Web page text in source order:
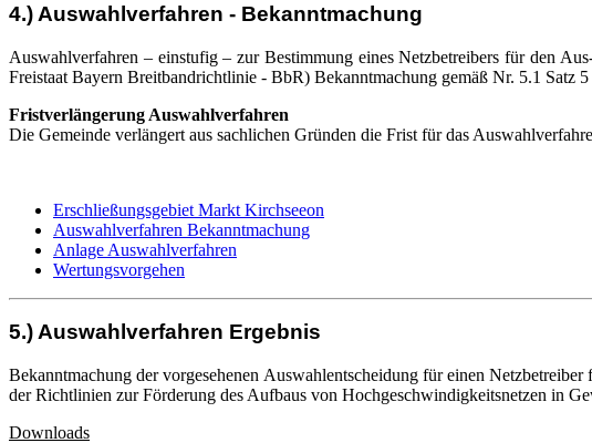
4.) Auswahlverfahren - Bekanntmachung
Auswahlverfahren – einstufig – zur Bestimmung eines Netzbetreibers für den
Freistaat Bayern Breitbandrichtlinie - BbR) Bekanntmachung gemäß Nr. 5.1 Satz
Fristverlängerung Auswahlverfahren
Die Gemeinde verlängert aus sachlichen Gründen die Frist für das
Erschließungsgebiet Markt Kirchseeon
Auswahlverfahren Bekanntmachung
Anlage Auswahlverfahren
Wertungsvorgehen
5.) Auswahlverfahren Ergebnis
Bekanntmachung der vorgesehenen Auswahlentscheidung für einen
der Richtlinien zur Förderung des Aufbaus von Hochgeschwindigkeitsnetzen in
Downloads